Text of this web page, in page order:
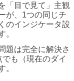
「目で見て」主観
が、1つの同じチ
のインジケータ設
。
題は完全に解決さ
でも（現在のダイ
。